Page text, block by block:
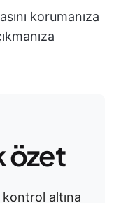
korumanıza
özet
kontrol altına